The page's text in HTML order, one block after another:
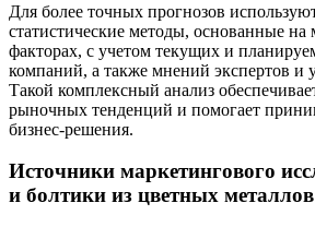
Для более точных прогнозов
статистические методы, основанные на
факторах, с учетом текущих и
компаний, а также мнений экспертов и
Такой комплексный анализ
рыночных тенденций и помогает
бизнес-решения.
Источники маркетингового
и болтики из цветных металлов